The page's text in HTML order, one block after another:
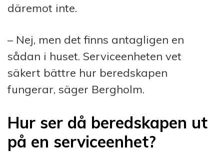
däremot inte.
– Nej, men det finns antagligen en
sådan i huset. Serviceenheten vet
säkert bättre hur beredskapen
fungerar, säger Bergholm.
Hur ser då beredskapen ut
på en serviceenhet?